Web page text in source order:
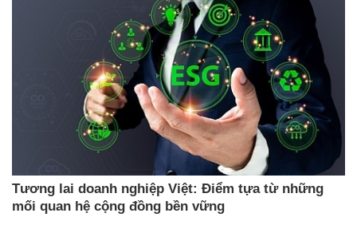
Tương lai doanh nghiệp Việt: Điểm tựa từ những
mối quan hệ cộng đồng bền vững